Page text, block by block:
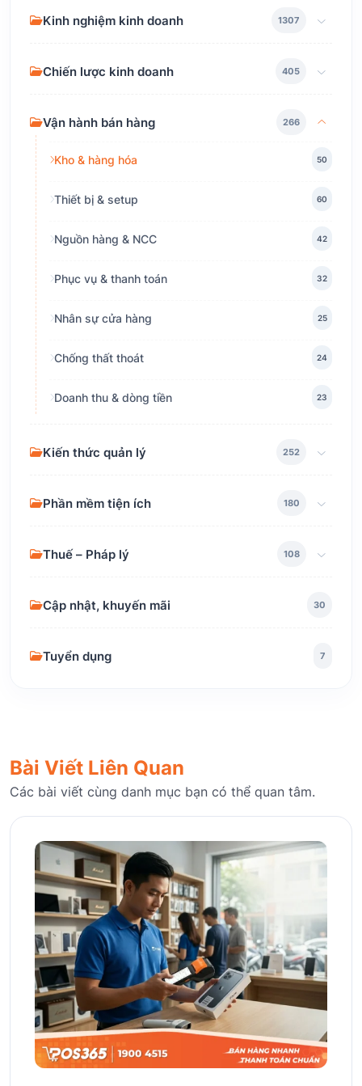
Kinh nghiệm kinh doanh 1307
Chiến lược kinh doanh 405
Vận hành bán hàng 266
Kho & hàng hóa 50
Thiết bị & setup 60
Nguồn hàng & NCC 42
Phục vụ & thanh toán 32
Nhân sự cửa hàng 25
Chống thất thoát 24
Doanh thu & dòng tiền 23
Kiến thức quản lý 252
Phần mềm tiện ích 180
Thuế – Pháp lý 108
Cập nhật, khuyến mãi 30
Tuyển dụng 7
Bài Viết Liên Quan
Các bài viết cùng danh mục bạn có thể quan tâm.